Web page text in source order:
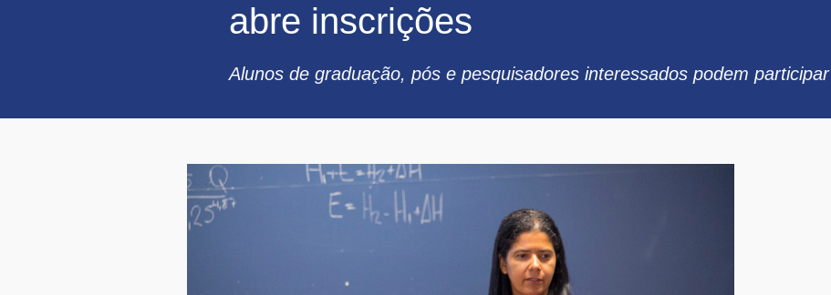
abre inscrições
Alunos de graduação, pós e pesquisadores interessados podem participar